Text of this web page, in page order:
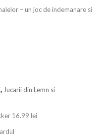
– un joc de indemanare si
, Jucarii din Lemn si
16.99 lei